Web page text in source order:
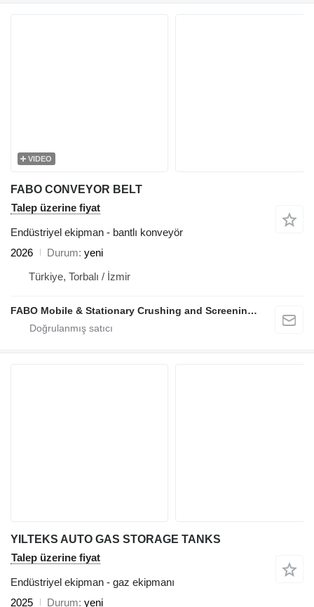
VIDEO
FABO CONVEYOR BELT
Talep üzerine fiyat
Endüstriyel ekipman - bantlı konveyör
2026
Durum yeni
Türkiye, Torbalı / İzmir
FABO Mobile & Stationary Crushing and Screening Plants | Concrete Batching Plants Manufacturer
YILTEKS AUTO GAS STORAGE TANKS
Talep üzerine fiyat
Endüstriyel ekipman - gaz ekipmanı
2025
Durum yeni